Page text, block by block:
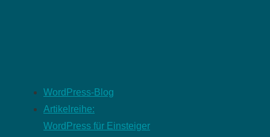
WordPress-Blog
Artikelreihe:
WordPress für Einsteiger